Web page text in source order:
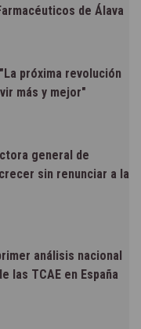
de Álava
próxima revolución
más y mejor"
general de
sin renunciar a la
análisis nacional
las TCAE en España